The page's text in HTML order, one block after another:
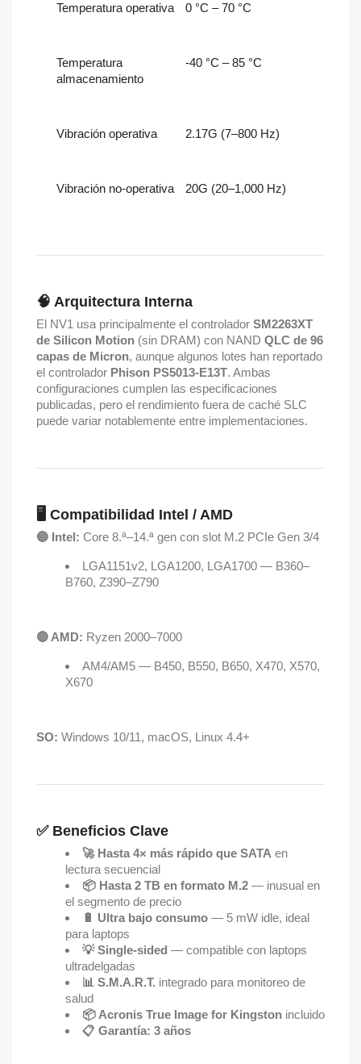
Temperatura operativa 0 °C – 70 °C
Temperatura
almacenamiento
-40 °C – 85 °C
Vibración operativa 2.17G (7–800 Hz)
Vibración no-operativa 20G (20–1,000 Hz)
🧠 Arquitectura Interna
El NV1 usa principalmente el controlador SM2263XT
de Silicon Motion (sin DRAM) con NAND QLC de 96
capas de Micron, aunque algunos lotes han reportado
el controlador Phison PS5013-E13T. Ambas
configuraciones cumplen las especificaciones
publicadas, pero el rendimiento fuera de caché SLC
puede variar notablemente entre implementaciones.
🖥️ Compatibilidad Intel / AMD
🔵 Intel: Core 8.ª–14.ª gen con slot M.2 PCIe Gen 3/4
LGA1151v2, LGA1200, LGA1700 — B360–
B760, Z390–Z790
🔴 AMD: Ryzen 2000–7000
AM4/AM5 — B450, B550, B650, X470, X570,
X670
SO: Windows 10/11, macOS, Linux 4.4+
✅ Beneficios Clave
🚀 Hasta 4× más rápido que SATA en
lectura secuencial
📦 Hasta 2 TB en formato M.2 — inusual en
el segmento de precio
🔋 Ultra bajo consumo — 5 mW idle, ideal
para laptops
💡 Single-sided — compatible con laptops
ultradelgadas
📊 S.M.A.R.T. integrado para monitoreo de
salud
📦 Acronis True Image for Kingston incluido
📋 Garantía: 3 años